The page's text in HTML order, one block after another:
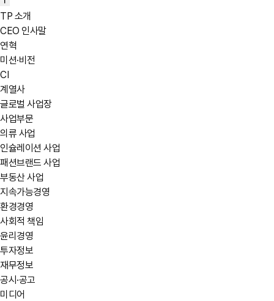
TP 소개
CEO 인사말
연혁
미션·비전
CI
계열사
글로벌 사업장
사업부문
의류 사업
인슐레이션 사업
패션브랜드 사업
부동산 사업
지속가능경영
환경경영
사회적 책임
윤리경영
투자정보
재무정보
공시·공고
미디어